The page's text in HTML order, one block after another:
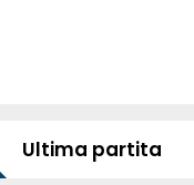
Ultima partita